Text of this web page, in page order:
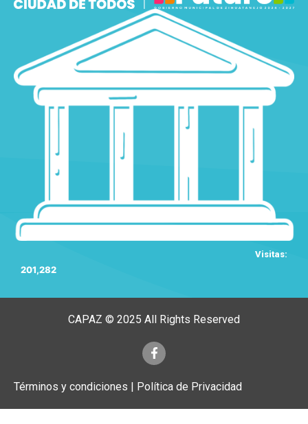
Visitas:
201,282
CAPAZ © 2025 All Rights Reserved
Términos y condiciones | Política de Privacidad